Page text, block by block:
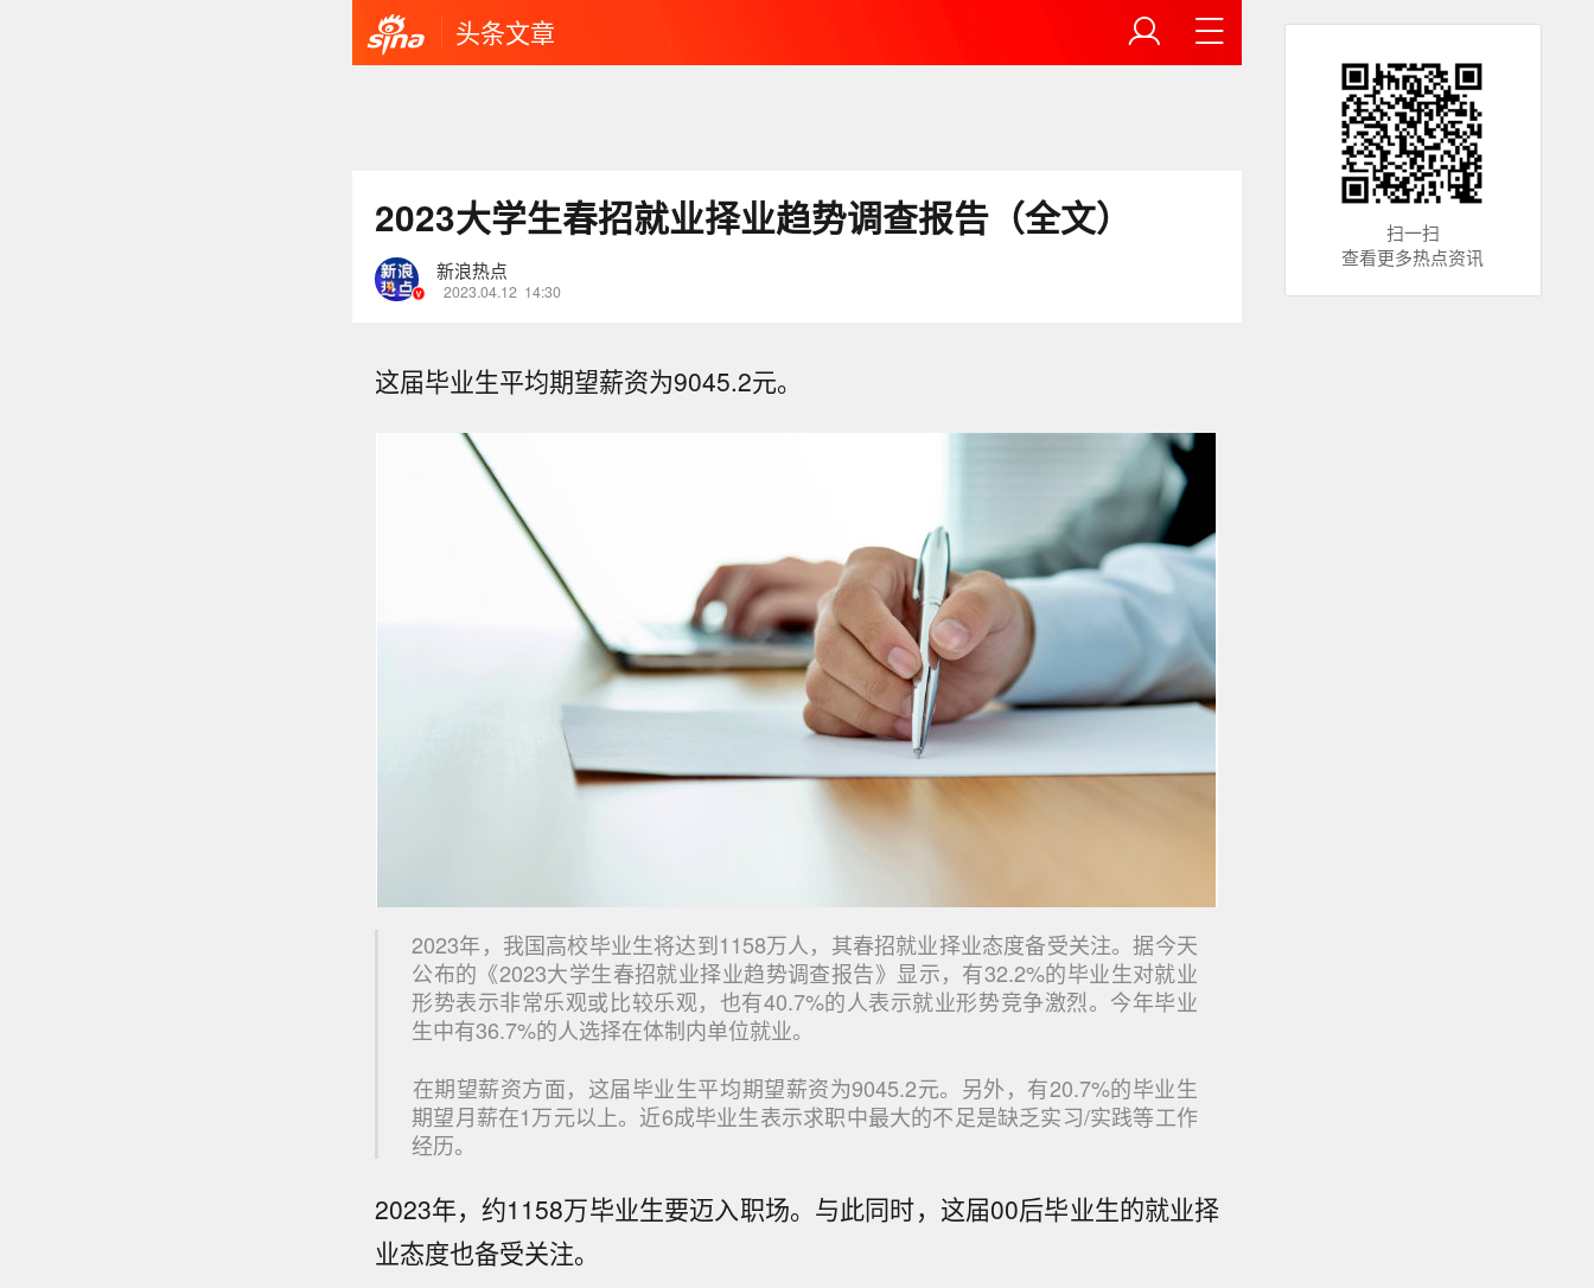
头条文章
2023大学生春招就业择业趋势调查报告（全文）
新浪热点
2023.04.12 14:30
这届毕业生平均期望薪资为9045.2元。
2023年，我国高校毕业生将达到1158万人，其春招就业择业态度备受关注。据今天
公布的《2023大学生春招就业择业趋势调查报告》显示，有32.2%的毕业生对就业
形势表示非常乐观或比较乐观，也有40.7%的人表示就业形势竞争激烈。今年毕业
生中有36.7%的人选择在体制内单位就业。
​在期望薪资方面，这届毕业生平均期望薪资为9045.2元。另外，有20.7%的毕业生
期望月薪在1万元以上。近6成毕业生表示求职中最大的不足是缺乏实习/实践等工作
经历。
2023年，约1158万毕业生要迈入职场。与此同时，这届00后毕业生的就业择
业态度也备受关注。
扫一扫
查看更多热点资讯